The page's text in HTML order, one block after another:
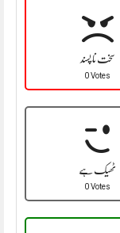
سخت نا پسند
0 Votes
ٹھیک ہے
0 Votes